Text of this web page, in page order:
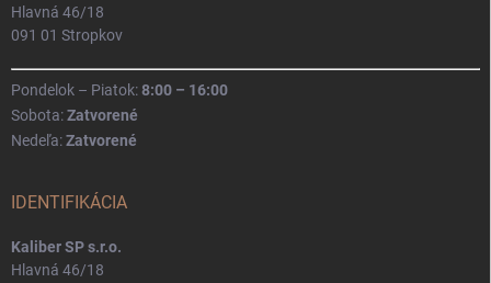
Hlavná 46/18
091 01 Stropkov
Pondelok – Piatok:8:00 – 16:00
Sobota:Zatvorené
Nedeľa:Zatvorené
IDENTIFIKÁCIA
Kaliber SP s.r.o.
Hlavná 46/18